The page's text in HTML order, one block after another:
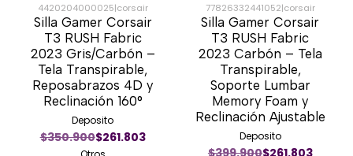
-23%
4420204000025|corsair
Silla Gamer Corsair
T3 RUSH Fabric
2023 Gris/Carbón –
Tela Transpirable,
Reposabrazos 4D y
Reclinación 160°
Deposito
$350.900$261.803
-33%
77826332441052|corsair
Silla Gamer Corsair
T3 RUSH Fabric
2023 Carbón – Tela
Transpirable,
Soporte Lumbar
Memory Foam y
Reclinación Ajustable
Deposito
$399.900$261.803